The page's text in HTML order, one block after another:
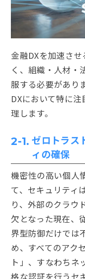
金融DXを加速さ
く、組織・人材・
服する必要があり
DXにおいて特に
理します。
2-1. ゼロトラス
ィの確保
機密性の高い個人
て、セキュリティ
り、外部のクラウ
欠となった現在、
界型防御だけでは
め、すべてのアク
ト」、すなわちネ
格な認証を行うセ